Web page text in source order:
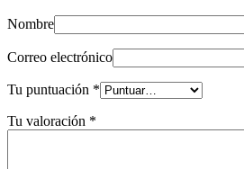
Nombre
Correo electrónico
Tu puntuación *
Tu valoración *